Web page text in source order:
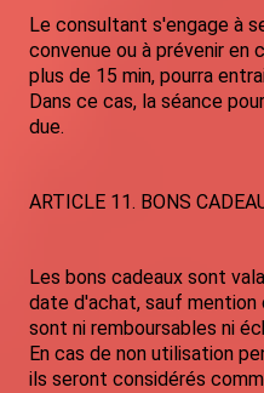
Le consultant s'engage à
convenue ou à prévenir en
plus de 15 min, pourra
Dans ce cas, la séance
due.
ARTICLE 11. BONS
Les bons cadeaux sont
date d'achat, sauf mention
sont ni remboursables ni
En cas de non utilisation
ils seront considérés